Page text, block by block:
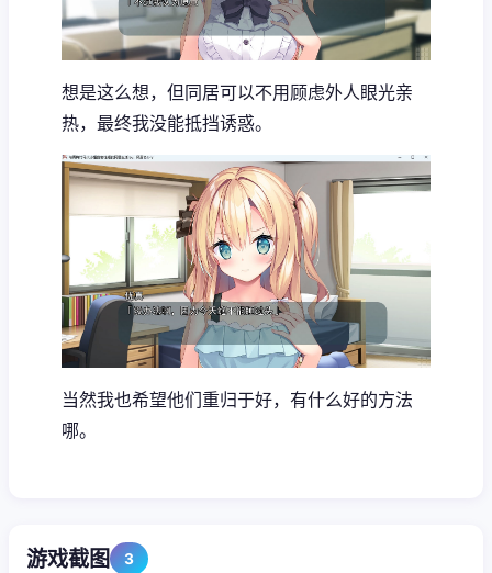
想是这么想，但同居可以不用顾虑外人眼光亲
热，最终我没能抵挡诱惑。
当然我也希望他们重归于好，有什么好的方法
哪。
游戏截图 3